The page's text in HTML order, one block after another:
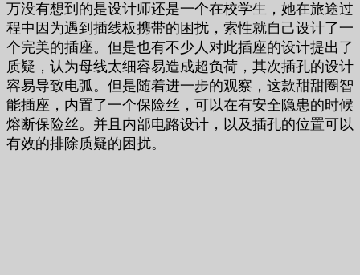
万没有想到的是设计师还是一个在校学生，她在旅途过
程中因为遇到插线板携带的困扰，索性就自己设计了一
个完美的插座。但是也有不少人对此插座的设计提出了
质疑，认为母线太细容易造成超负荷，其次插孔的设计
容易导致电弧。但是随着进一步的观察，这款甜甜圈智
能插座，内置了一个保险丝，可以在有安全隐患的时候
熔断保险丝。并且内部电路设计，以及插孔的位置可以
有效的排除质疑的困扰。